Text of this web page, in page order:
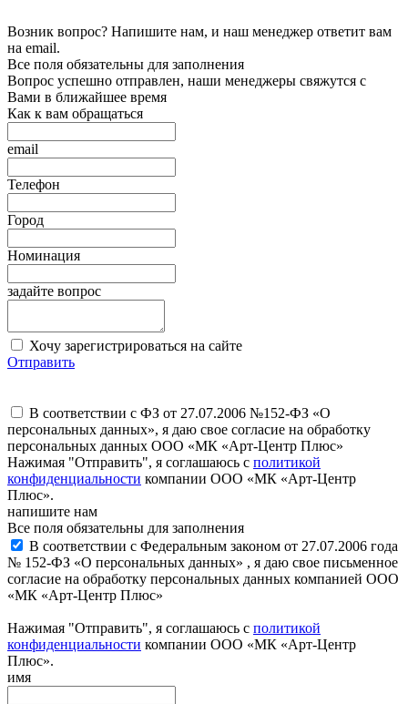
Возник вопрос? Напишите нам, и наш менеджер ответит вам
на email.
Все поля обязательны для заполнения
Вопрос успешно отправлен, наши менеджеры свяжутся с
Вами в ближайшее время
Как к вам обращаться
email
Телефон
Город
Номинация
задайте вопрос
Хочу зарегистрироваться на сайте
Отправить
В соответствии с ФЗ от 27.07.2006 №152-ФЗ «О
персональных данных», я даю свое согласие на обработку
персональных данных ООО «МК «Арт-Центр Плюс»
Нажимая "Отправить", я соглашаюсь с политикой
конфиденциальности компании ООО «МК «Арт-Центр
Плюс».
напишите нам
Все поля обязательны для заполнения
В соответствии с Федеральным законом от 27.07.2006 года
№ 152-ФЗ «О персональных данных» , я даю свое письменное
согласие на обработку персональных данных компанией ООО
«МК «Арт-Центр Плюс»
Нажимая "Отправить", я соглашаюсь с политикой
конфиденциальности компании ООО «МК «Арт-Центр
Плюс».
имя